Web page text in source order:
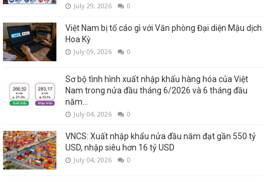
July 29, 2026 0
Việt Nam bị tố cáo gì với Văn phòng Đại diện Mậu dịch
Hoa Kỳ
July 09, 2026 0
Sơ bộ tình hình xuất nhập khẩu hàng hóa của Việt
Nam trong nửa đầu tháng 6/2026 và 6 tháng đầu
năm...
July 04, 2026 0
VNCS: Xuất nhập khẩu nửa đầu năm đạt gần 550 tỷ
USD, nhập siêu hơn 16 tỷ USD
July 04, 2026 0